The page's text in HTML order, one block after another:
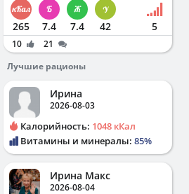
265 7.4 7.4 42 5
10
21
Лучшие рационы
Ирина
2026-08-03
Калорийность: 1048 кКал
Витамины и минералы: 85%
Ирина Макс
2026-08-04